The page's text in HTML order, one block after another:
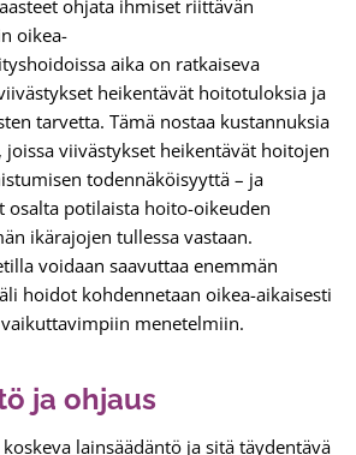
ohjata ihmiset riittävän
oikea-
aika on ratkaiseva
heikentävät hoitotuloksia ja
tarvetta. Tämä nostaa kustannuksia
viivästykset heikentävät hoitojen
todennäköisyyttä – ja
osalta potilaista hoito-oikeuden
ikärajojen tullessa vastaan.
voidaan saavuttaa enemmän
hoidot kohdennetaan oikea-aikaisesti
menetelmiin.
ja ohjaus
lainsäädäntö ja sitä täydentävä